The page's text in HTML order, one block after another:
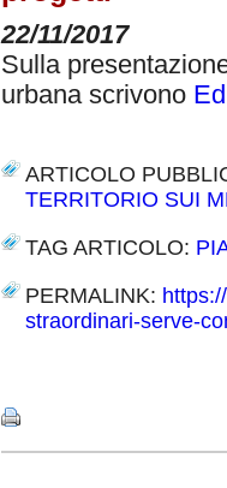
22/11/2017
Sulla
urbana scrivono
ARTICOLO
TERRITORIO SUI
TAG ARTICOLO:
PERMALINK:
straordinari-serve-